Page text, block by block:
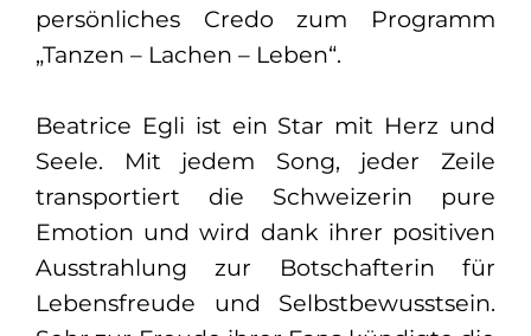
persönliches Credo zum Programm
„Tanzen – Lachen – Leben“.
Beatrice Egli ist ein Star mit Herz und
Seele. Mit jedem Song, jeder Zeile
transportiert die Schweizerin pure
Emotion und wird dank ihrer positiven
Ausstrahlung zur Botschafterin für
Lebensfreude und Selbstbewusstsein.